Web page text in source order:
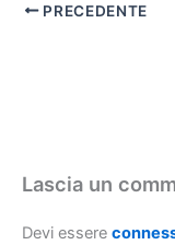
PRECEDENTE
Lascia un
Devi essere